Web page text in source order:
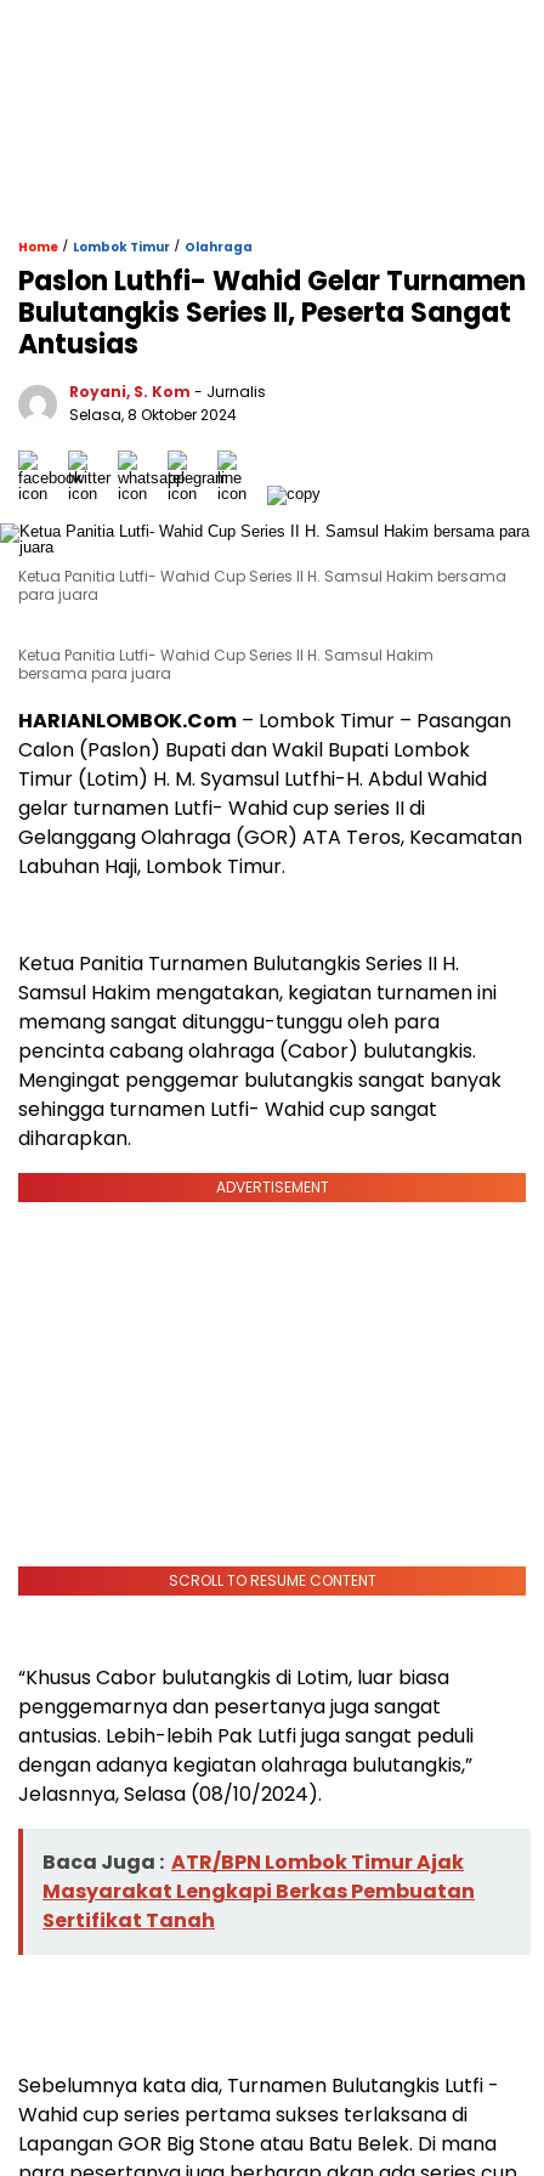
Home / Lombok Timur / Olahraga
Paslon Luthfi- Wahid Gelar Turnamen
Bulutangkis Series II, Peserta Sangat
Antusias
Royani, S. Kom - Jurnalis
Selasa, 8 Oktober 2024
Ketua Panitia Lutfi- Wahid Cup Series II H. Samsul Hakim bersama
para juara
Ketua Panitia Lutfi- Wahid Cup Series II H. Samsul Hakim
bersama para juara
HARIANLOMBOK.Com – Lombok Timur – Pasangan
Calon (Paslon) Bupati dan Wakil Bupati Lombok
Timur (Lotim) H. M. Syamsul Lutfhi-H. Abdul Wahid
gelar turnamen Lutfi- Wahid cup series II di
Gelanggang Olahraga (GOR) ATA Teros, Kecamatan
Labuhan Haji, Lombok Timur.
Ketua Panitia Turnamen Bulutangkis Series II H.
Samsul Hakim mengatakan, kegiatan turnamen ini
memang sangat ditunggu-tunggu oleh para
pencinta cabang olahraga (Cabor) bulutangkis.
Mengingat penggemar bulutangkis sangat banyak
sehingga turnamen Lutfi- Wahid cup sangat
diharapkan.
ADVERTISEMENT
SCROLL TO RESUME CONTENT
“Khusus Cabor bulutangkis di Lotim, luar biasa
penggemarnya dan pesertanya juga sangat
antusias. Lebih-lebih Pak Lutfi juga sangat peduli
dengan adanya kegiatan olahraga bulutangkis,”
Jelasnnya, Selasa (08/10/2024).
Baca Juga : ATR/BPN Lombok Timur Ajak
Masyarakat Lengkapi Berkas Pembuatan
Sertifikat Tanah
Sebelumnya kata dia, Turnamen Bulutangkis Lutfi -
Wahid cup series pertama sukses terlaksana di
Lapangan GOR Big Stone atau Batu Belek. Di mana